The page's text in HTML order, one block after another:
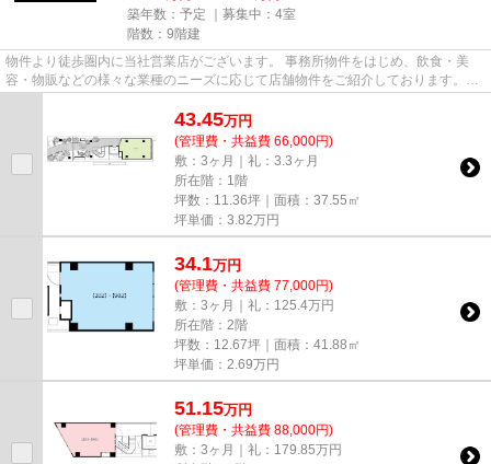
築年数：予定 ｜募集中： 4室
階数：9階建
物件より徒歩圏内に当社営業店がございます。 事務所物件をはじめ、飲食・美
容・物販などの様々な業種のニーズに応じて店舗物件をご紹介しております。
尚、弊社ではおとり広告は一切...
43.45万円
(管理費・共益費 66,000円)
敷：3ヶ月｜礼：3.3ヶ月
所在階：1階
坪数：11.36坪｜面積：37.55㎡
坪単価： 3.82万円
34.1万円
(管理費・共益費 77,000円)
敷：3ヶ月｜礼：125.4万円
所在階：2階
坪数：12.67坪｜面積：41.88㎡
坪単価： 2.69万円
51.15万円
(管理費・共益費 88,000円)
敷：3ヶ月｜礼：179.85万円